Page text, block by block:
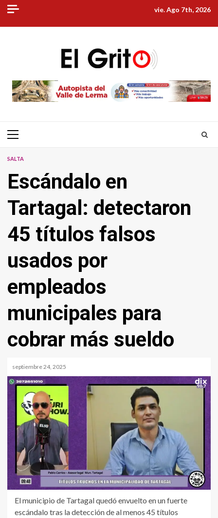
Skip
content
vie. Ago 7th, 2026
Primary
SALTA
Escándalo en
Tartagal: detectaron
45 títulos falsos
usados por
empleados
municipales para
cobrar más sueldo
septiembre 24, 2025
El municipio de Tartagal quedó envuelto en un fuerte
escándalo tras la detección de al menos 45 títulos